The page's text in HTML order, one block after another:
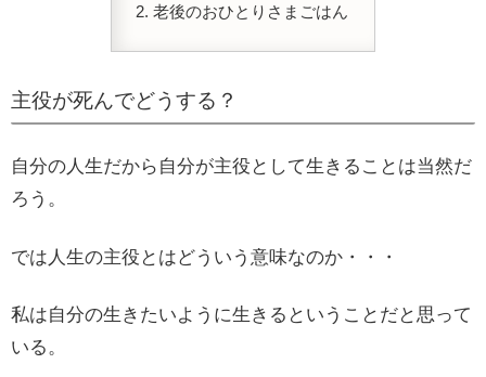
老後のおひとりさまごはん
主役が死んでどうする？
自分の人生だから自分が主役として生きることは当然だ
ろう。
では人生の主役とはどういう意味なのか・・・
私は自分の生きたいように生きるということだと思って
いる。